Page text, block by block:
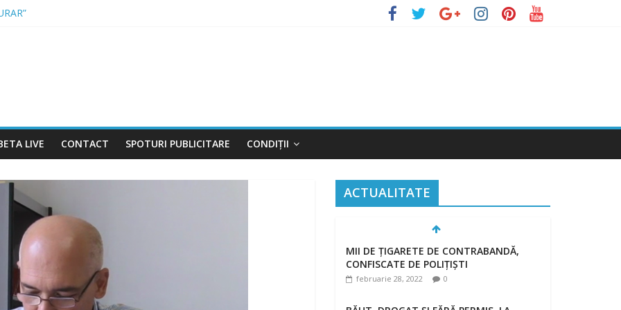
CONTRABANDĂ, CONFISCATE DE POLIȚIȘTI
PERMIS, LA VOLAN
LIVE CONTACT SPOTURI PUBLICITARE CONDIȚII
ACTUALITATE
MII DE ȚIGARETE DE CONTRABANDĂ,
CONFISCATE DE POLIȚIȘTI
februarie 28, 2022 0